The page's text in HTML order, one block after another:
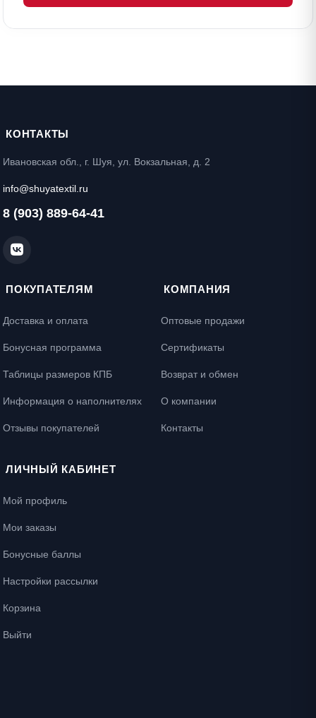
КОНТАКТЫ
Ивановская обл., г. Шуя, ул. Вокзальная, д. 2
info@shuyatextil.ru
8 (903) 889-64-41
ПОКУПАТЕЛЯМ
Доставка и оплата
Бонусная программа
Таблицы размеров КПБ
Информация о наполнителях
Отзывы покупателей
КОМПАНИЯ
Оптовые продажи
Сертификаты
Возврат и обмен
О компании
Контакты
ЛИЧНЫЙ КАБИНЕТ
Мой профиль
Мои заказы
Бонусные баллы
Настройки рассылки
Корзина
Выйти